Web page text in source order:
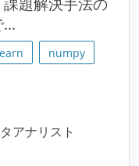
numpy
アナリスト